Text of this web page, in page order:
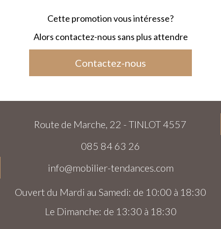
Cette promotion vous intéresse?
Alors contactez-nous sans plus attendre
Contactez-nous
Route de Marche, 22 - TINLOT 4557
085 84 63 26
info@mobilier-tendances.com
Ouvert du Mardi au Samedi: de 10:00 à 18:30
Le Dimanche: de 13:30 à 18:30